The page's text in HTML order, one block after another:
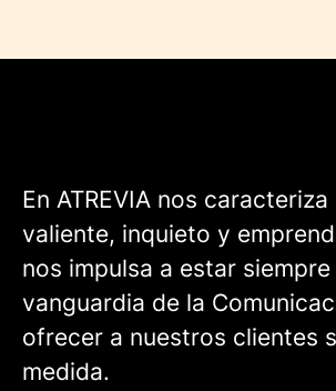
En ATREVIA nos
valiente, inquieto y
nos impulsa a estar siempre
vanguardia de la
ofrecer a nuestros clientes
medida.